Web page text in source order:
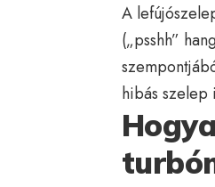
A
(„psshh”
hibás szelep